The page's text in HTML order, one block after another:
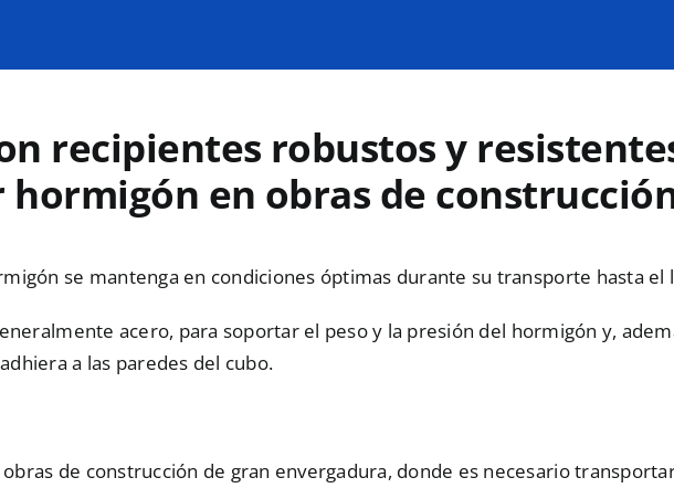
recipientes robustos y
en obras de
se mantenga en condiciones óptimas durante su transporte hasta el
acero, para soportar el peso y la presión del hormigón y,
a las paredes del cubo.
de construcción de gran envergadura, donde es necesario